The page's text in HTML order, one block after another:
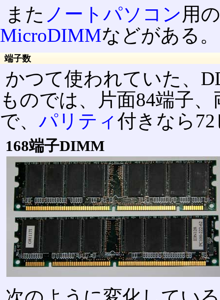
また ノートパソコン用
MicroDIMMなどがある。
端子数
かつて使われていた、
ものでは、片面84端子
で、 パリティ付きなら
168端子DIMM